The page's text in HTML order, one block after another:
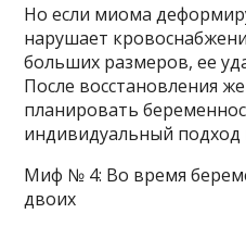
Но если миома
нарушает
больших размеров, ее
После восстановления
планировать
индивидуальный подход
Миф № 4: Во время
двоих